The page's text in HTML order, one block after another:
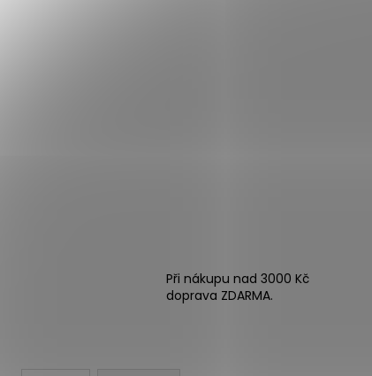
Při nákupu nad 3000 Kč
doprava ZDARMA.